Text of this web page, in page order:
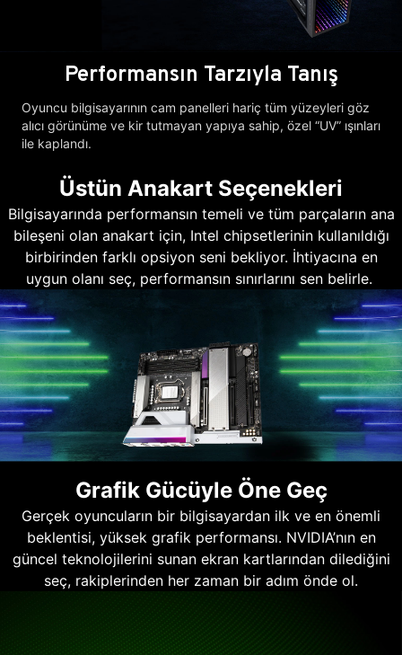
Performansın Tarzıyla Tanış
Oyuncu bilgisayarının cam panelleri hariç tüm yüzeyleri göz
alıcı görünüme ve kir tutmayan yapıya sahip, özel “UV” ışınları
ile kaplandı.
Üstün Anakart Seçenekleri
Bilgisayarında performansın temeli ve tüm parçaların ana
bileşeni olan anakart için, Intel chipsetlerinin kullanıldığı
birbirinden farklı opsiyon seni bekliyor. İhtiyacına en
uygun olanı seç, performansın sınırlarını sen belirle.
Grafik Gücüyle Öne Geç
Gerçek oyuncuların bir bilgisayardan ilk ve en önemli
beklentisi, yüksek grafik performansı. NVIDIA’nın en
güncel teknolojilerini sunan ekran kartlarından dilediğini
seç, rakiplerinden her zaman bir adım önde ol.